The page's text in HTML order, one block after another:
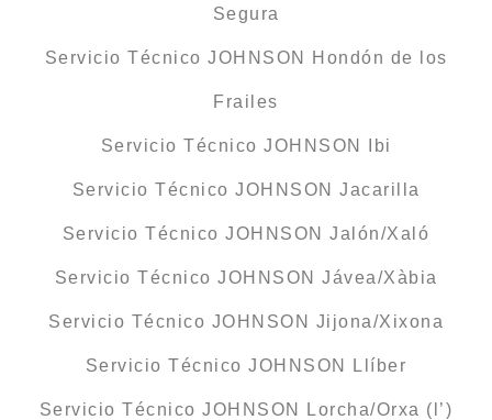
Segura
Servicio Técnico JOHNSON Hondón de los
Frailes
Servicio Técnico JOHNSON Ibi
Servicio Técnico JOHNSON Jacarilla
Servicio Técnico JOHNSON Jalón/Xaló
Servicio Técnico JOHNSON Jávea/Xàbia
Servicio Técnico JOHNSON Jijona/Xixona
Servicio Técnico JOHNSON Llíber
Servicio Técnico JOHNSON Lorcha/Orxa (l’)